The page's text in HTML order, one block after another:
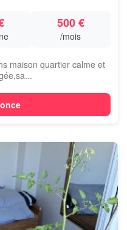
500 €
/mois
maison quartier calme et